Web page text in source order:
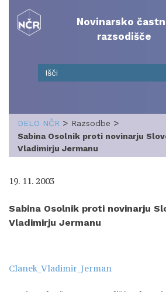
content
Novinarsko
razsodišče
DELO NČR > Razsodbe >
Sabina Osolnik proti novinarju
Vladimirju Jermanu
19. 11. 2003
Sabina Osolnik proti novinarju
Vladimirju Jermanu
Clanek_Vladimir_Jerman